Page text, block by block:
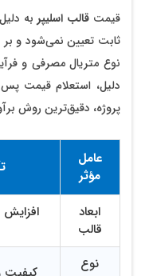
قیمتقالب اسلیپر به
ثابت تعیین نمی‌شود و
نوع متریال مصرفی و
دلیل، استعلام قیمت
پروژه، دقیق‌ترین روش
عامل
مؤثر
ابعاد
قالب
نوع